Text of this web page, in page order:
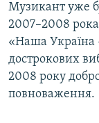
Музикант уже
2007–2008
«Наша Україна
дострокових
2008 року
повноваження.